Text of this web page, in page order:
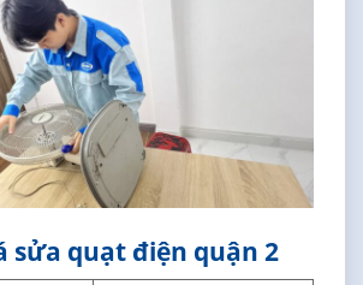
sửa quạt điện quận 2